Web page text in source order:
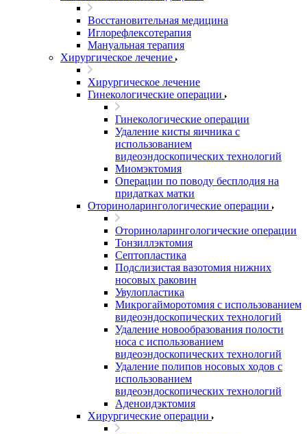
Восстановительная медицина
Иглорефлексотерапия
Мануальная терапия
Хирургическое лечение
Хирургическое лечение
Гинекологические операции
Гинекологические операции
Удаление кисты яичника с
использованием
видеоэндоскопических технологий
Миомэктомия
Операции по поводу бесплодия на
придатках матки
Оториноларингологические операции
Оториноларингологические операции
Тонзиллэктомия
Септопластика
Подслизистая вазотомия нижних
носовых раковин
Увулопластика
Микрогайморотомия с использованием
видеоэндоскопических технологий
Удаление новообразования полости
носа с использованием
видеоэндоскопических технологий
Удаление полипов носовых ходов с
использованием
видеоэндоскопических технологий
Аденоидэктомия
Хирургические операции